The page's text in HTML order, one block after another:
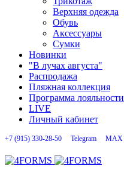
Верхняя одежда
Обувь
Аксессуары
Сумки
Новинки
"В лучах августа"
Распродажа
Пляжная коллекция
Программа лояльности
LIVE
Личный кабинет
+7 (915) 330-28-50 Telegram MAX